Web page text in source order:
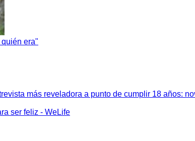
era"
más reveladora a punto de cumplir 18 años:
ser feliz - WeLife